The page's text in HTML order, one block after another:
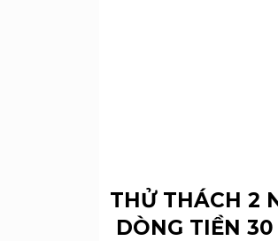
THỬ THÁCH 2
DÒNG TIỀN